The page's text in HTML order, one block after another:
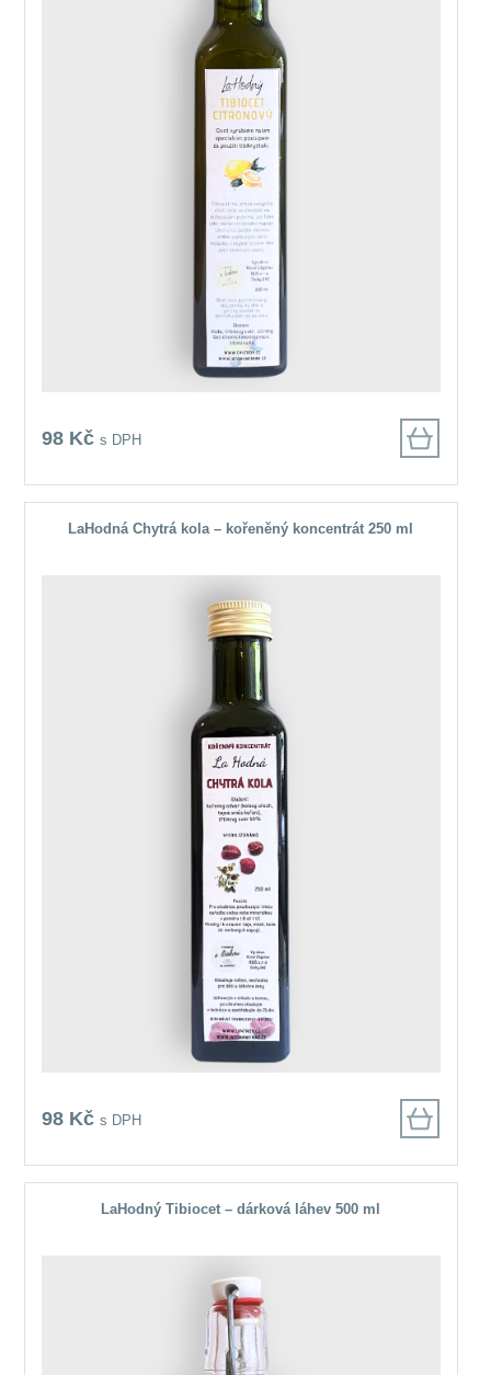
98 Kčs DPH
LaHodná Chytrá kola – kořeněný koncentrát 250 ml
98 Kčs DPH
LaHodný Tibiocet – dárková láhev 500 ml